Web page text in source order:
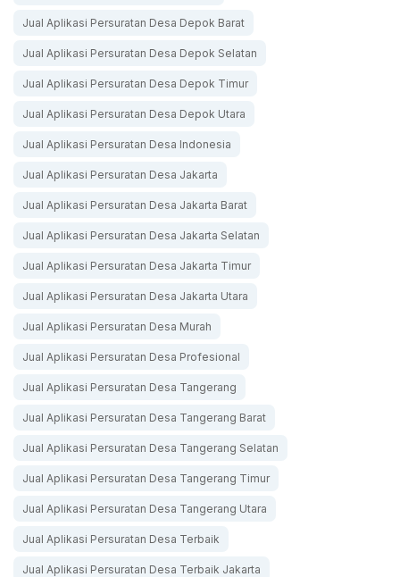
Jual Aplikasi Persuratan Desa Depok Barat
Jual Aplikasi Persuratan Desa Depok Selatan
Jual Aplikasi Persuratan Desa Depok Timur
Jual Aplikasi Persuratan Desa Depok Utara
Jual Aplikasi Persuratan Desa Indonesia
Jual Aplikasi Persuratan Desa Jakarta
Jual Aplikasi Persuratan Desa Jakarta Barat
Jual Aplikasi Persuratan Desa Jakarta Selatan
Jual Aplikasi Persuratan Desa Jakarta Timur
Jual Aplikasi Persuratan Desa Jakarta Utara
Jual Aplikasi Persuratan Desa Murah
Jual Aplikasi Persuratan Desa Profesional
Jual Aplikasi Persuratan Desa Tangerang
Jual Aplikasi Persuratan Desa Tangerang Barat
Jual Aplikasi Persuratan Desa Tangerang Selatan
Jual Aplikasi Persuratan Desa Tangerang Timur
Jual Aplikasi Persuratan Desa Tangerang Utara
Jual Aplikasi Persuratan Desa Terbaik
Jual Aplikasi Persuratan Desa Terbaik Jakarta